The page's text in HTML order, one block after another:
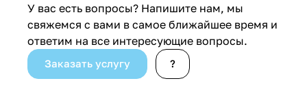
У вас есть вопросы? Напишите нам, мы
свяжемся с вами в самое ближайшее время и
ответим на все интересующие вопросы.
Заказать услугу ?